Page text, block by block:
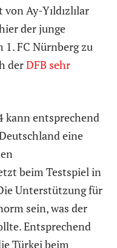
Ay-Yıldızlılar
der junge
1. FC Nürnberg zu
derDFB sehr
kann entsprechend
eine
beim Testspiel in
Unterstützung für
sein, was der
Entsprechend
Türkei beim